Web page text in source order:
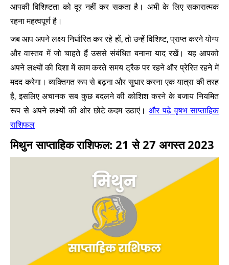
आपकी विशिष्टता को दूर नहीं कर सकता है। अभी के लिए सकारात्मक
रहना महत्वपूर्ण है।
जब आप अपने लक्ष्य निर्धारित कर रहे हों, तो उन्हें विशिष्ट, प्राप्त करने योग्य
और वास्तव में जो चाहते हैं उससे संबंधित बनाना याद रखें। यह आपको
अपने लक्ष्यों की दिशा में काम करते समय ट्रैक पर रहने और प्रेरित रहने में
मदद करेगा। व्यक्तिगत रूप से बढ़ना और सुधार करना एक यात्रा की तरह
है, इसलिए अचानक सब कुछ बदलने की कोशिश करने के बजाय नियमित
रूप से अपने लक्ष्यों की ओर छोटे कदम उठाएं।और पढ़ेवृषभ साप्ताहिक
राशिफल
मिथुन साप्ताहिक राशिफल: 21 से 27 अगस्त 2023